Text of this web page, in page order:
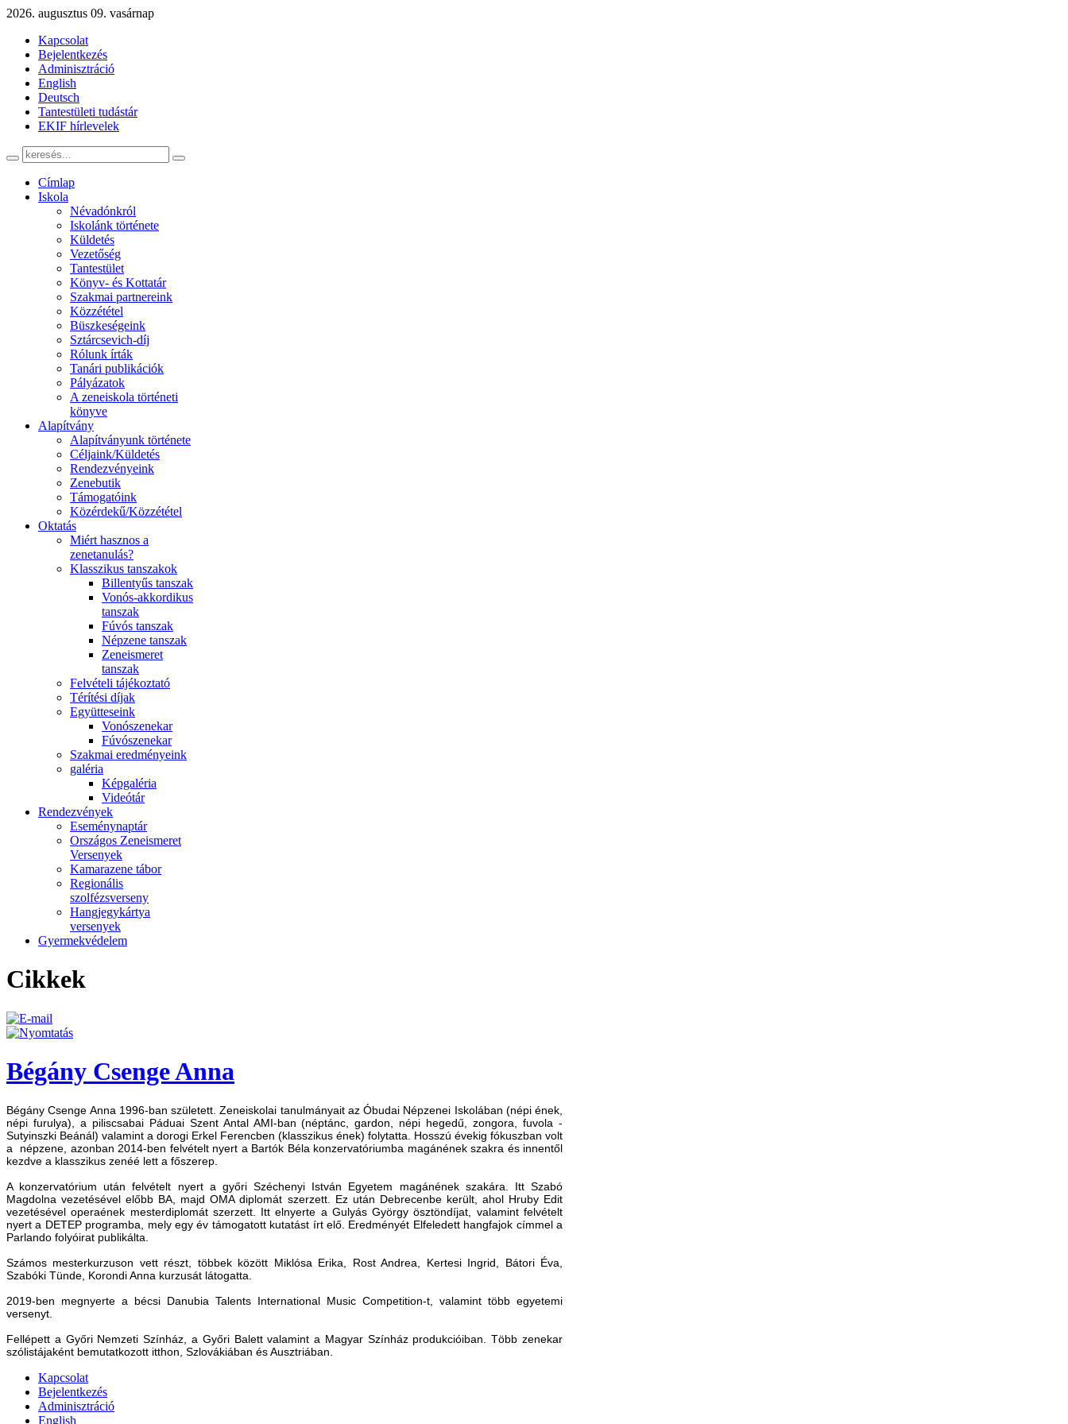
2026. augusztus 09. vasárnap
Kapcsolat
Bejelentkezés
Adminisztráció
English
Deutsch
Tantestületi tudástár
EKIF hírlevelek
Címlap
Iskola
Névadónkról
Iskolánk története
Küldetés
Vezetőség
Tantestület
Könyv- és Kottatár
Szakmai partnereink
Közzététel
Büszkeségeink
Sztárcsevich-díj
Rólunk írták
Tanári publikációk
Pályázatok
A zeneiskola történeti
könyve
Alapítvány
Alapítványunk története
Céljaink/Küldetés
Rendezvényeink
Zenebutik
Támogatóink
Közérdekű/Közzététel
Oktatás
Miért hasznos a
zenetanulás?
Klasszikus tanszakok
Billentyűs tanszak
Vonós-akkordikus
tanszak
Fúvós tanszak
Népzene tanszak
Zeneismeret
tanszak
Felvételi tájékoztató
Térítési díjak
Együtteseink
Vonószenekar
Fúvószenekar
Szakmai eredményeink
galéria
Képgaléria
Videótár
Rendezvények
Eseménynaptár
Országos Zeneismeret
Versenyek
Kamarazene tábor
Regionális
szolfézsverseny
Hangjegykártya
versenyek
Gyermekvédelem
Cikkek
Bégány Csenge Anna
Bégány Csenge Anna 1996-ban született. Zeneiskolai tanulmányait az Óbudai Népzenei Iskolában (népi ének,
népi furulya), a piliscsabai Páduai Szent Antal AMI-ban (néptánc, gardon, népi hegedű, zongora, fuvola -
Sutyinszki Beánál) valamint a dorogi Erkel Ferencben (klasszikus ének) folytatta. Hosszú évekig fókuszban volt
a népzene, azonban 2014-ben felvételt nyert a Bartók Béla konzervatóriumba magánének szakra és innentől
kezdve a klasszikus zenéé lett a főszerep.
A konzervatórium után felvételt nyert a győri Széchenyi István Egyetem magánének szakára. Itt Szabó
Magdolna vezetésével előbb BA, majd OMA diplomát szerzett. Ez után Debrecenbe került, ahol Hruby Edit
vezetésével operaének mesterdiplomát szerzett. Itt elnyerte a Gulyás György ösztöndíjat, valamint felvételt
nyert a DETEP programba, mely egy év támogatott kutatást írt elő. Eredményét Elfeledett hangfajok címmel a
Parlando folyóirat publikálta.
Számos mesterkurzuson vett részt, többek között Miklósa Erika, Rost Andrea, Kertesi Ingrid, Bátori Éva,
Szabóki Tünde, Korondi Anna kurzusát látogatta.
2019-ben megnyerte a bécsi Danubia Talents International Music Competition-t, valamint több egyetemi
versenyt.
Fellépett a Győri Nemzeti Színház, a Győri Balett valamint a Magyar Színház produkcióiban. Több zenekar
szólistájaként bemutatkozott itthon, Szlovákiában és Ausztriában.
Kapcsolat
Bejelentkezés
Adminisztráció
English